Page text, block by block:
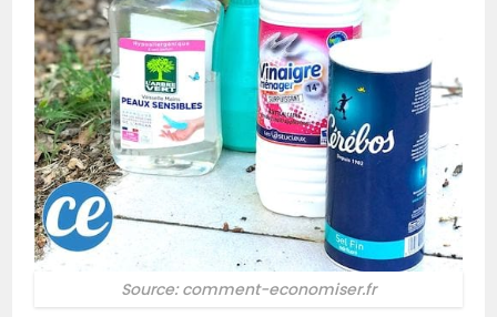
Source: comment-economiser.fr